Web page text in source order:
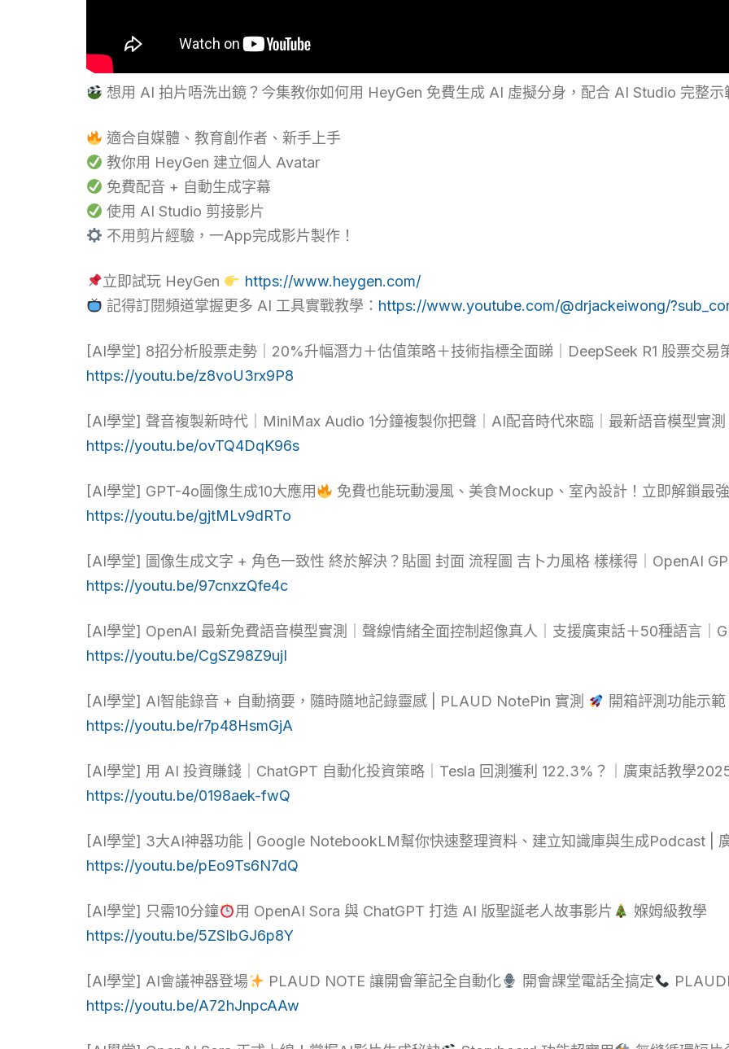
想用 AI 拍片唔洗出鏡？今集教你如何用 HeyGen 免費生成 AI 虛擬分身，配合 AI Studio 完整示
適合自媒體、教育創作者、新手上手
教你用 HeyGen 建立個人 Avatar
免費配音 + 自動生成字幕
使用 AI Studio 剪接影片
不用剪片經驗，一App完成影片製作！
立即試玩 HeyGen
https://www.heygen.com/
記得訂閱頻道掌握更多 AI 工具實戰教學： https://www.youtube.com/@drjackeiwong/
[AI學堂] 8招分析股票走勢｜20%升幅潛力＋估值策略＋技術指標全面睇｜DeepSeek R1 股票交
https://youtu.be/z8voU3rx9P8
[AI學堂] 聲音複製新時代｜MiniMax Audio 1分鐘複製你把聲｜AI配音時代來臨｜最新語音模型實
https://youtu.be/ovTQ4DqK96s
[AI學堂] GPT-4o圖像生成10大應用
免費也能玩動漫風、美食Mockup、室內設計！立即解鎖最
https://youtu.be/gjtMLv9dRTo
[AI學堂] 圖像生成文字 + 角色一致性 終於解決？貼圖 封面 流程圖 吉卜力風格 樣樣得｜OpenAI
https://youtu.be/97cnxzQfe4c
[AI學堂] OpenAI 最新免費語音模型實測｜聲線情緒全面控制超像真人｜支援廣東話＋50種語言｜
https://youtu.be/CgSZ98Z9ujI
[AI學堂] AI智能錄音 + 自動摘要，隨時隨地記錄靈感 | PLAUD NotePin 實測
開箱評測功能示
https://youtu.be/r7p48HsmGjA
[AI學堂] 用 AI 投資賺錢｜ChatGPT 自動化投資策略｜Tesla 回測獲利 122.3%？｜廣東話教學
https://youtu.be/0198aek-fwQ
[AI學堂] 3大AI神器功能 | Google NotebookLM幫你快速整理資料、建立知識庫與生成Podcast |
https://youtu.be/pEo9Ts6N7dQ
[AI學堂] 只需10分鐘 用 OpenAI Sora 與 ChatGPT 打造 AI 版聖誕老人故事影片
媬姆級教學
https://youtu.be/5ZSIbGJ6p8Y
[AI學堂] AI會議神器登場 PLAUD NOTE 讓開會筆記全自動化 開會課堂電話全搞定
https://youtu.be/A72hJnpcAAw